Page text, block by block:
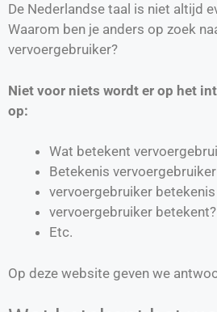
De Nederlandse taal is niet altijd
Waarom ben je anders op zoek
vervoergebruiker?
Niet voor niets wordt er op het
op:
Wat betekent
Betekenis vervoergebruiker
vervoergebruiker betekenis
vervoergebruiker betekent?
Etc.
Op deze website geven we